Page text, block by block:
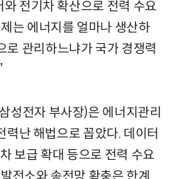
전기차 확산으로 전력 수요
는 에너지를 얼마나 생산하
로 관리하느냐가 국가 경쟁력
성전자 부사장)은 에너지관리
력난 해법으로 꼽았다. 데이터
보급 확대 등으로 전력 수요